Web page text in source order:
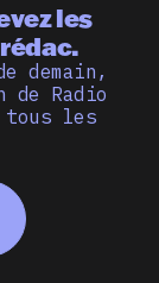
les
demain,
Radio
tous les